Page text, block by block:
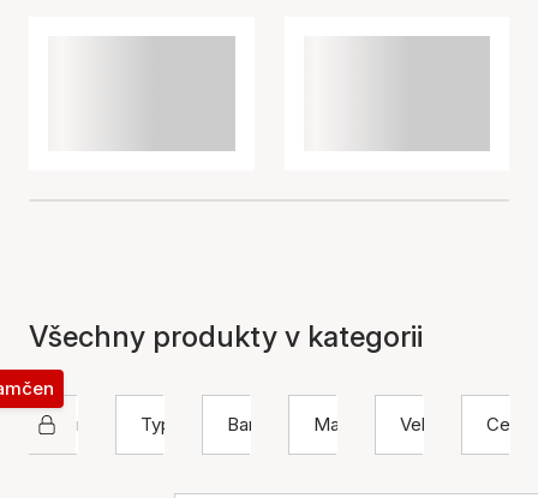
Všechny produkty v kategorii
Nuni Copenhagen
Typ
Barva Materiál Velikost Cena